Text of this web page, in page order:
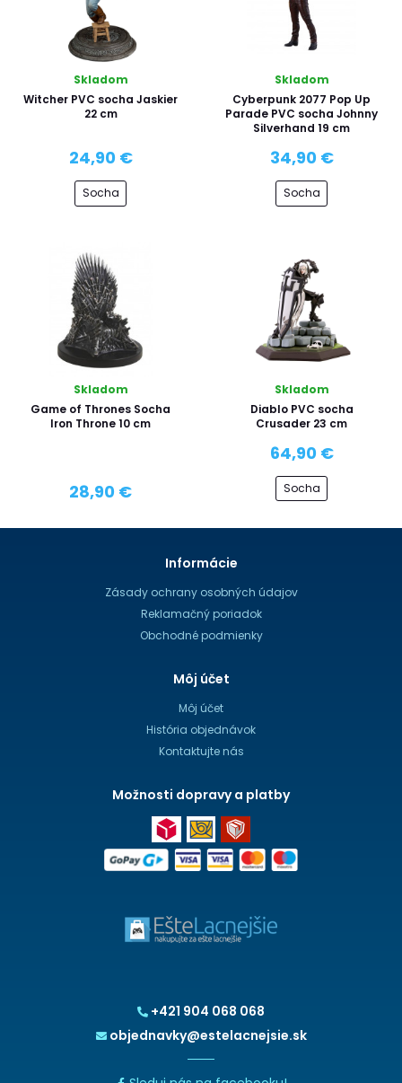
Skladom
Witcher PVC socha Jaskier
22 cm
24,90 €
Socha
Skladom
Cyberpunk 2077 Pop Up
Parade PVC socha Johnny
Silverhand 19 cm
34,90 €
Socha
Skladom
Game of Thrones Socha
Iron Throne 10 cm
28,90 €
Skladom
Diablo PVC socha
Crusader 23 cm
64,90 €
Socha
+421 904 068 068
objednavky@estelacnejsie.sk
Informácie
Zásady ochrany osobných údajov
Reklamačný poriadok
Obchodné podmienky
Môj účet
Môj účet
História objednávok
Kontaktujte nás
Možnosti dopravy a platby